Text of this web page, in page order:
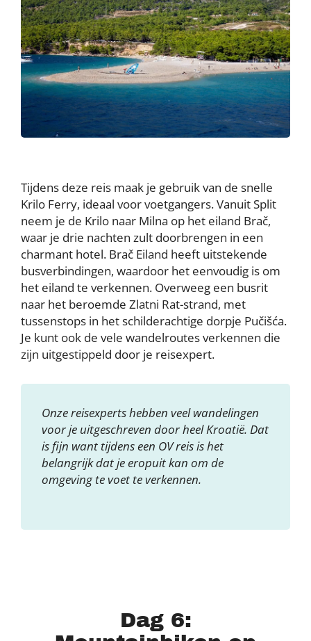
Tijdens deze reis maak je gebruik van de snelle
Krilo Ferry, ideaal voor voetgangers. Vanuit Split
neem je de Krilo naar Milna op het eiland Brač,
waar je drie nachten zult doorbrengen in een
charmant hotel. Brač Eiland heeft uitstekende
busverbindingen, waardoor het eenvoudig is om
het eiland te verkennen. Overweeg een busrit
naar het beroemde Zlatni Rat-strand, met
tussenstops in het schilderachtige dorpje Pučišća.
Je kunt ook de vele wandelroutes verkennen die
zijn uitgestippeld door je reisexpert.
Onze reisexperts hebben veel wandelingen
voor je uitgeschreven door heel Kroatië. Dat
is fijn want tijdens een OV reis is het
belangrijk dat je eropuit kan om de
omgeving te voet te verkennen.
Dag 6: